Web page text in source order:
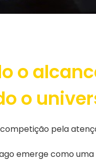
o
o
pela
emerge como